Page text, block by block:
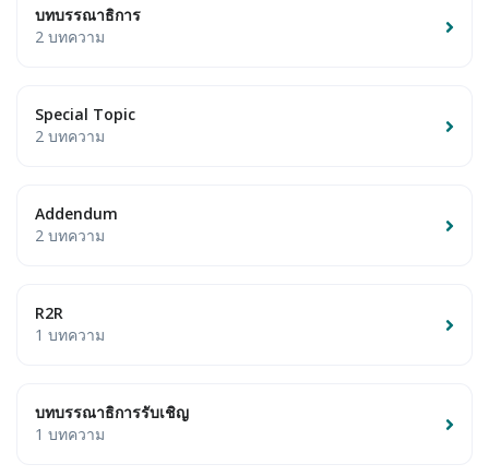
บทบรรณาธิการ
2 บทความ
Special Topic
2 บทความ
Addendum
2 บทความ
R2R
1 บทความ
บทบรรณาธิการรับเชิญ
1 บทความ